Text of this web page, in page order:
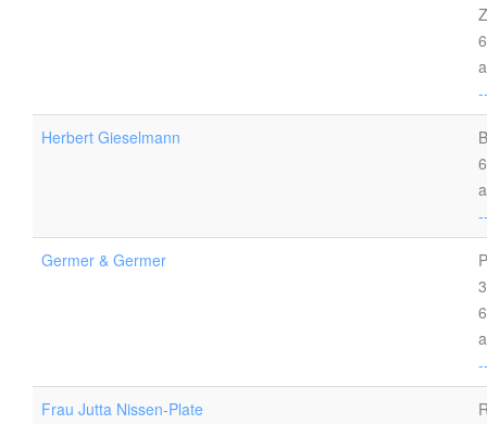
Herbert Gieselmann
Germer & Germer
3
Frau Jutta Nissen-Plate